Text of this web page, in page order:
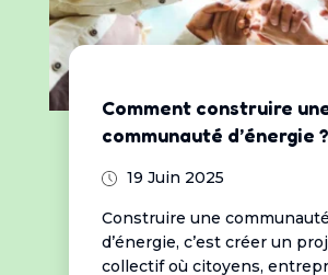
Comment construire
communauté d’énergie ?
19 Juin 2025
Construire une communauté
d’énergie, c’est créer un
collectif où citoyens,